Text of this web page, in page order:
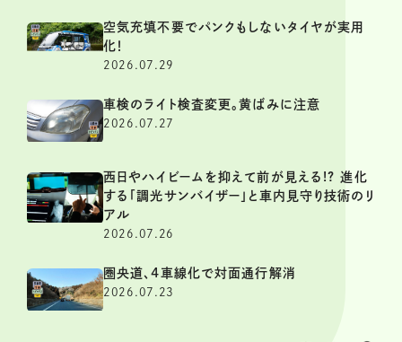
空気充填不要でパンクもしないタイヤが実用
化！
2026.07.29
車検のライト検査変更。黄ばみに注意
2026.07.27
西日やハイビームを抑えて前が見える!? 進化
する「調光サンバイザー」と車内見守り技術のリ
アル
2026.07.26
圏央道、4車線化で対面通行解消
2026.07.23